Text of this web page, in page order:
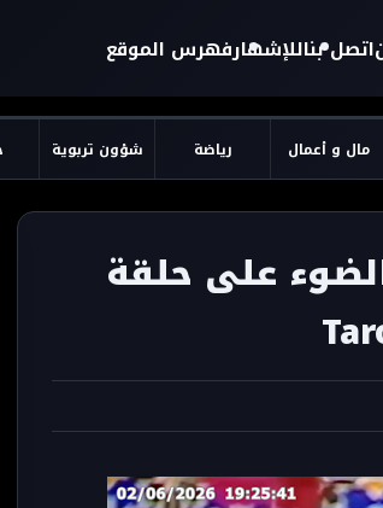
اتصل بناللإشهارفهرس الموقع
مال و أعمال رياضة شؤون تربوية
على حلقة